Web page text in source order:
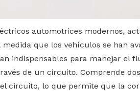
automotrices modernos,
que los vehículos se han
indispensables para manejar
de un circuito. Comprende
circuito, lo que permite que la